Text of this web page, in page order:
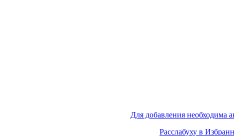
Для добавления необходима
Расслабуху в